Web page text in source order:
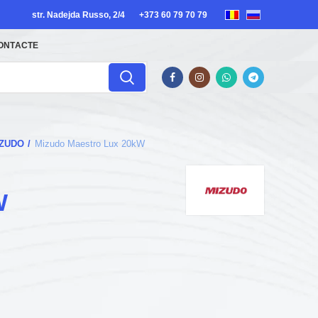
str. Nadejda Russo, 2/4 +373 60 79 70 79
Mizudo Maestro Lux 20kW